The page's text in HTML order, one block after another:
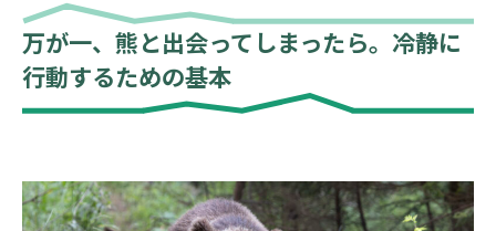
万が一、熊と出会ってしまったら。冷静に
行動するための基本